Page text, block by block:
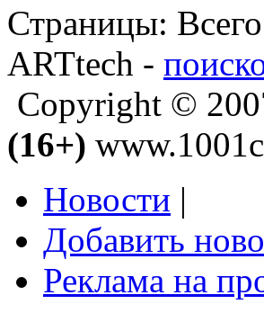
Страницы:
ARTtech -
Copyright ©
(16+)
Новости |
Добавить
Реклама на